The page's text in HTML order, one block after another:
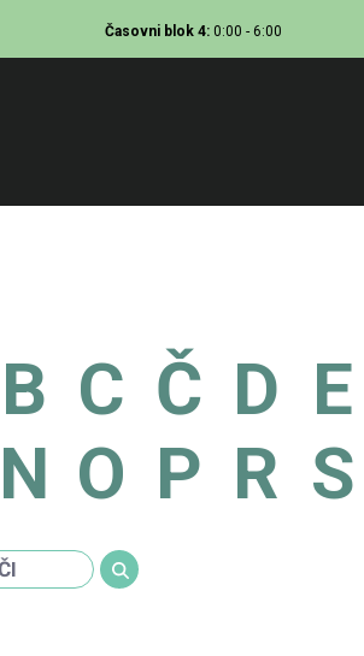
Časovni blok 4:0:00 - 6:00
B C Č D E
N O P R S